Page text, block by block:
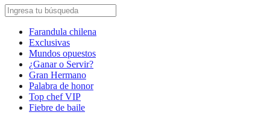
Farandula chilena
Exclusivas
Mundos opuestos
¿Ganar o Servir?
Gran Hermano
Palabra de honor
Top chef VIP
Fiebre de baile